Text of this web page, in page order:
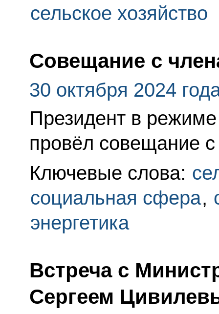
сельское хозяйство
Совещание с
30 октября 2024
Президент в
провёл совещание
Ключевые слова:
социальная сфера,
энергетика
Встреча с
Сергеем